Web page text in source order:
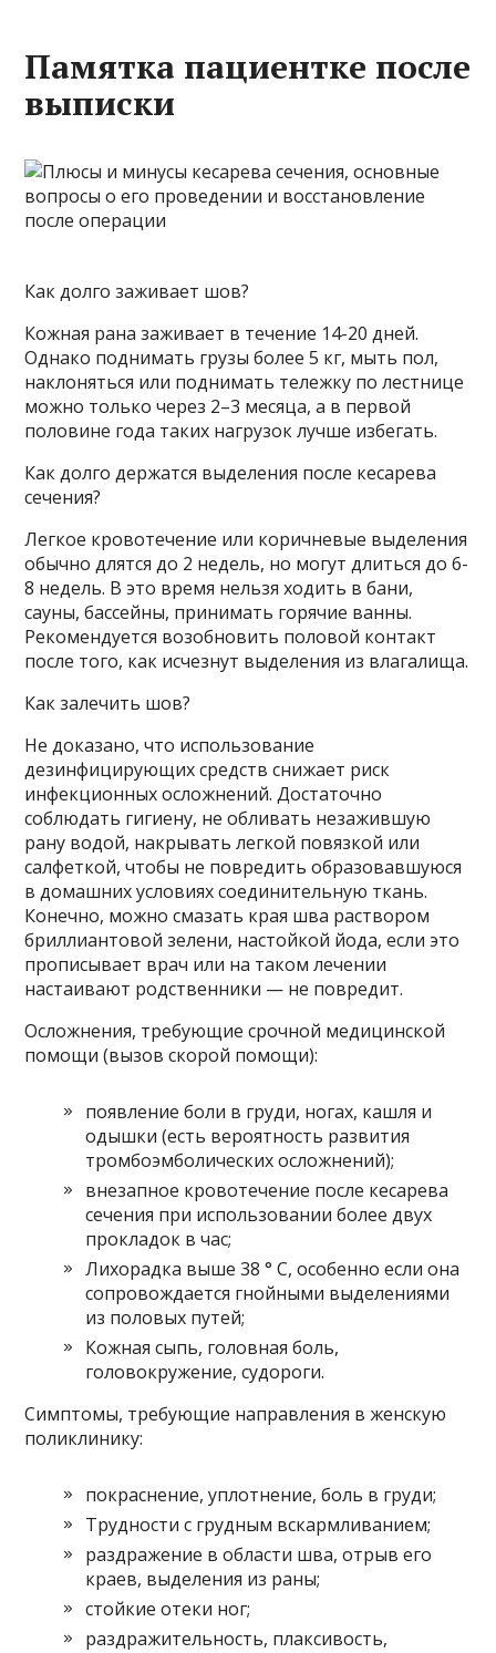
Памятка пациентке после
выписки
Как долго заживает шов?
Кожная рана заживает в течение 14-20 дней.
Однако поднимать грузы более 5 кг, мыть пол,
наклоняться или поднимать тележку по лестнице
можно только через 2–3 месяца, а в первой
половине года таких нагрузок лучше избегать.
Как долго держатся выделения после кесарева
сечения?
Легкое кровотечение или коричневые выделения
обычно длятся до 2 недель, но могут длиться до 6-
8 недель. В это время нельзя ходить в бани,
сауны, бассейны, принимать горячие ванны.
Рекомендуется возобновить половой контакт
после того, как исчезнут выделения из влагалища.
Как залечить шов?
Не доказано, что использование
дезинфицирующих средств снижает риск
инфекционных осложнений. Достаточно
соблюдать гигиену, не обливать незажившую
рану водой, накрывать легкой повязкой или
салфеткой, чтобы не повредить образовавшуюся
в домашних условиях соединительную ткань.
Конечно, можно смазать края шва раствором
бриллиантовой зелени, настойкой йода, если это
прописывает врач или на таком лечении
настаивают родственники — не повредит.
Осложнения, требующие срочной медицинской
помощи (вызов скорой помощи):
появление боли в груди, ногах, кашля и
одышки (есть вероятность развития
тромбоэмболических осложнений);
внезапное кровотечение после кесарева
сечения при использовании более двух
прокладок в час;
Лихорадка выше 38 ° С, особенно если она
сопровождается гнойными выделениями
из половых путей;
Кожная сыпь, головная боль,
головокружение, судороги.
Симптомы, требующие направления в женскую
поликлинику:
покраснение, уплотнение, боль в груди;
Трудности с грудным вскармливанием;
раздражение в области шва, отрыв его
краев, выделения из раны;
стойкие отеки ног;
раздражительность, плаксивость,